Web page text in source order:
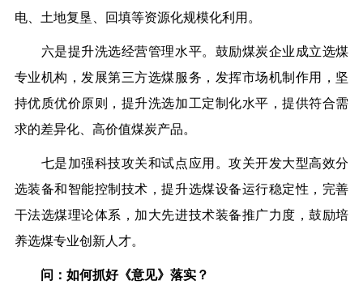
电、土地复垦、回填等资源化规模化利用。
六是提升洗选经营管理水平。鼓励煤炭企业成立选煤
专业机构，发展第三方选煤服务，发挥市场机制作用，坚
持优质优价原则，提升洗选加工定制化水平，提供符合需
求的差异化、高价值煤炭产品。
七是加强科技攻关和试点应用。攻关开发大型高效分
选装备和智能控制技术，提升选煤设备运行稳定性，完善
干法选煤理论体系，加大先进技术装备推广力度，鼓励培
养选煤专业创新人才。
问：如何抓好《意见》落实？